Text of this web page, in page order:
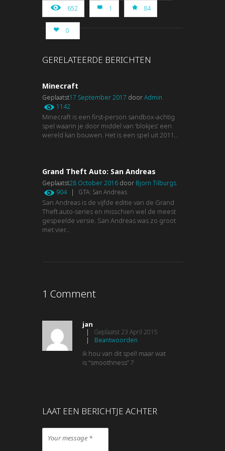
652 1 84
0
GERELATEERDE BERICHTEN
Minecraft
Geplaatst17 September 2017 doorAdmin
1142
Minecraft is een first-person sandbox-achtig
spel waarin je door middel van ‘blokjes’ een
wereld kan bouwen. Het is een spel uit 2011...
Grand Theft Auto: San Andreas
Geplaatst28 October 2016 door Bjorn Tilburgs
904
| GTA: San Andreas
San Andreas is de vijfde editie van de Grand
Theft auto-series en misschien wel de meest
gespeelde versie. San Andreas was zo groot
met vier...
1 Comment
jan
|
Geplaatst 23 April 2015
| Beantwoorden
ik hou van dit spel! maar wat
is “smoothness” ?
LAAT EEN BERICHTJE ACHTER